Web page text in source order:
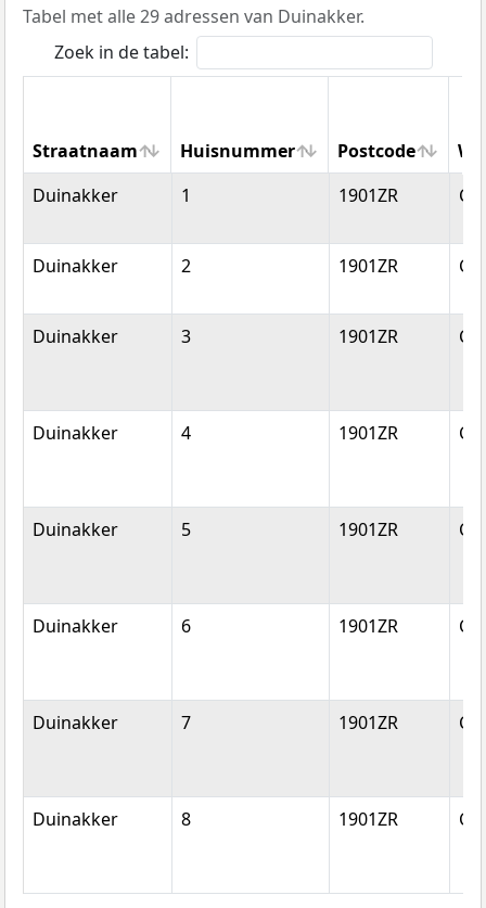
Tabel met alle 29 adressen van Duinakker.
Zoek in de tabel:
Straatnaam Huisnummer Postcode
Straatnaam
Huisnummer Postcode
Duinakker 1 1901ZR
Duinakker 2 1901ZR
Duinakker 3 1901ZR
Duinakker 4 1901ZR
Duinakker 5 1901ZR
Duinakker 6 1901ZR
Duinakker 7 1901ZR
Duinakker 8 1901ZR